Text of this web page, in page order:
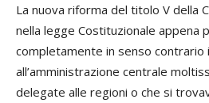
La nuova riforma del titolo V della
nella legge Costituzionale appena
completamente in senso contrario
all’amministrazione centrale
delegate alle regioni o che si